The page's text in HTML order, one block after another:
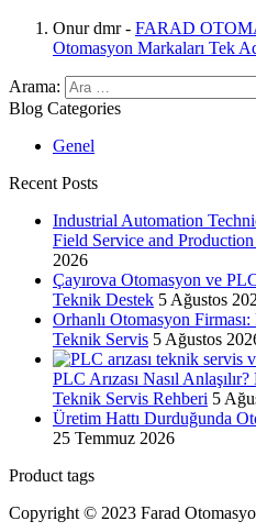
Onur dmr- FARAD
Otomasyon Markaları Tek
Arama:
Blog Categories
Genel
Recent Posts
Industrial Automation
Field Service and
2026
Çayırova Otomasyon ve
Teknik Destek 5 Ağustos
Orhanlı Otomasyon
Teknik Servis 5 Ağustos
PLC Arızası Nasıl
Teknik Servis Rehberi 5
Üretim Hattı Durduğunda
25 Temmuz 2026
Product tags
Copyright © 2023 Farad